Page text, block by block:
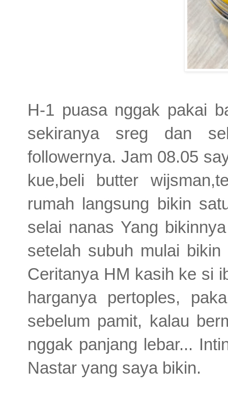
H-1 puasa nggak pakai
sekiranya sreg dan
followernya. Jam 08.05
kue,beli butter
rumah langsung bikin
selai nanas Yang
setelah subuh mulai
Ceritanya HM kasih ke si
harganya pertoples,
sebelum pamit, kalau
nggak panjang lebar...
Nastar yang saya bikin.